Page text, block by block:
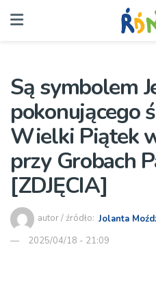
Są symbolem
pokonującego
Wielki Piątek
przy Grobach
[ZDJĘCIA]
autor / źródło: Jolanta
2025/04/18 - 21:09